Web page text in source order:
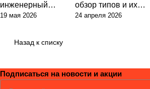
инженерный
подход к
выбору
19 мая 2026
обзор типов и их
назначения
24 апреля 2026
Назад к списку
Подписаться на новости и акции